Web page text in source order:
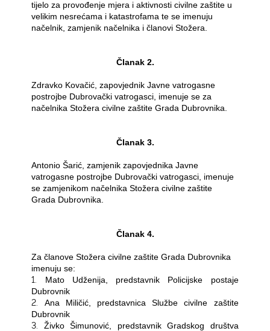
tijelo za provođenje mjera i aktivnosti civilne zaštite u
velikim nesrećama i katastrofama te se imenuju
načelnik, zamjenik načelnika i članovi Stožera.
Članak 2.
Zdravko Kovačić, zapovjednik Javne vatrogasne
postrojbe Dubrovački vatrogasci, imenuje se za
načelnika Stožera civilne zaštite Grada Dubrovnika.
Članak 3.
Antonio Šarić, zamjenik zapovjednika Javne
vatrogasne postrojbe Dubrovački vatrogasci, imenuje
se zamjenikom načelnika Stožera civilne zaštite
Grada Dubrovnika.
Članak 4.
Za članove Stožera civilne zaštite Grada Dubrovnika
imenuju se:
1. Mato Udženija,
predstavnik Policijske postaje
Dubrovnik
2.
Ana Miličić, predstavnica Službe civilne zaštite
Dubrovnik
3.
Živko Šimunović, predstavnik Gradskog društva